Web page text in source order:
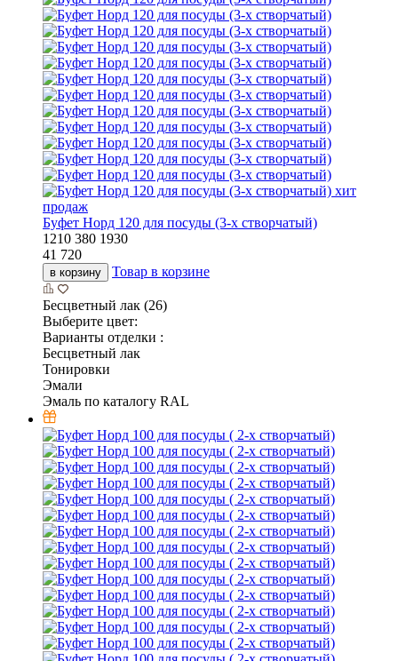
хит
продаж
Буфет Норд 120 для посуды (3-х створчатый)
1210 380 1930
41 720
в корзину Товар в корзине
Бесцветный лак (26)
Выберите цвет:
Варианты отделки :
Бесцветный лак
Тонировки
Эмали
Эмаль по каталогу RAL